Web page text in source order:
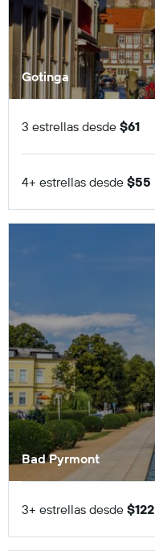
Gotinga
3 estrellas desde $61
4+ estrellas desde $55
Bad Pyrmont
3+ estrellas desde $122